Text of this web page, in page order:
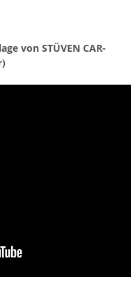
von STÜVEN CAR-